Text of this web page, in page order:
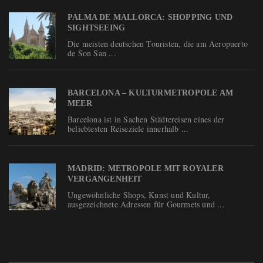
PALMA DE MALLORCA: SHOPPING UND
SIGHTSEEING
Die meisten deutschen Touristen, die am Aeropuerto
de Son San ...
BARCELONA – KULTURMETROPOLE AM
MEER
Barcelona ist in Sachen Städtereisen eines der
beliebtesten Reiseziele innerhalb ...
MADRID: METROPOLE MIT ROYALER
VERGANGENHEIT
Ungewöhnliche Shops, Kunst und Kultur,
ausgezeichnete Adressen für Gourmets und ...